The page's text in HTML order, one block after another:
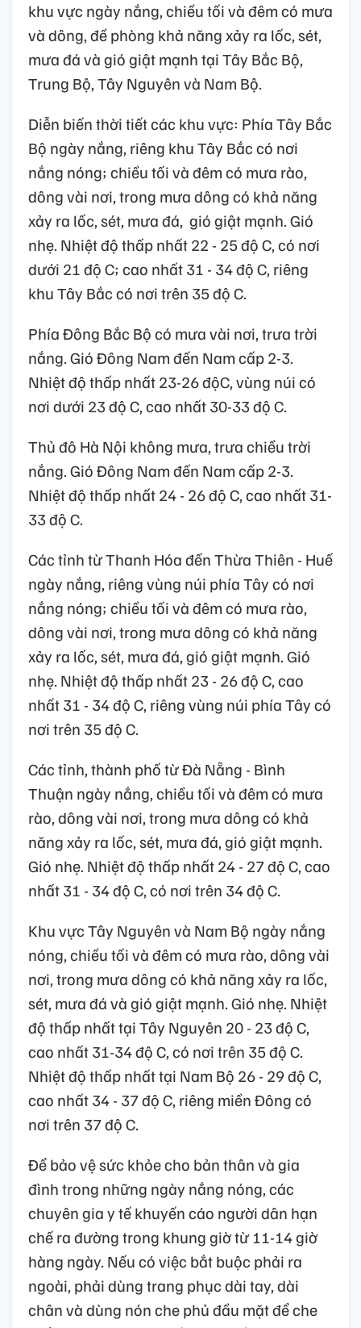
khu vực ngày nắng, chiều tối và đêm có mưa
và dông, đề phòng khả năng xảy ra lốc, sét,
mưa đá và gió giật mạnh tại Tây Bắc Bộ,
Trung Bộ, Tây Nguyên và Nam Bộ.
Diễn biến thời tiết các khu vực: Phía Tây Bắc
Bộ ngày nắng, riêng khu Tây Bắc có nơi
nắng nóng; chiều tối và đêm có mưa rào,
dông vài nơi, trong mưa dông có khả năng
xảy ra lốc, sét, mưa đá, gió giật mạnh. Gió
nhẹ. Nhiệt độ thấp nhất 22 - 25 độ C, có nơi
dưới 21 độ C; cao nhất 31 - 34 độ C, riêng
khu Tây Bắc có nơi trên 35 độ C.
Phía Đông Bắc Bộ có mưa vài nơi, trưa trời
nắng. Gió Đông Nam đến Nam cấp 2-3.
Nhiệt độ thấp nhất 23-26 độC, vùng núi có
nơi dưới 23 độ C, cao nhất 30-33 độ C.
Thủ đô Hà Nội không mưa, trưa chiều trời
nắng. Gió Đông Nam đến Nam cấp 2-3.
Nhiệt độ thấp nhất 24 - 26 độ C, cao nhất 31-
33 độ C.
Các tỉnh từ Thanh Hóa đến Thừa Thiên - Huế
ngày nắng, riêng vùng núi phía Tây có nơi
nắng nóng; chiều tối và đêm có mưa rào,
dông vài nơi, trong mưa dông có khả năng
xảy ra lốc, sét, mưa đá, gió giật mạnh. Gió
nhẹ. Nhiệt độ thấp nhất 23 - 26 độ C, cao
nhất 31 - 34 độ C, riêng vùng núi phía Tây có
nơi trên 35 độ C.
Các tỉnh, thành phố từ Đà Nẵng - Bình
Thuận ngày nắng, chiều tối và đêm có mưa
rào, dông vài nơi, trong mưa dông có khả
năng xảy ra lốc, sét, mưa đá, gió giật mạnh.
Gió nhẹ. Nhiệt độ thấp nhất 24 - 27 độ C, cao
nhất 31 - 34 độ C, có nơi trên 34 độ C.
Khu vực Tây Nguyên và Nam Bộ ngày nắng
nóng, chiều tối và đêm có mưa rào, dông vài
nơi, trong mưa dông có khả năng xảy ra lốc,
sét, mưa đá và gió giật mạnh. Gió nhẹ. Nhiệt
độ thấp nhất tại Tây Nguyên 20 - 23 độ C,
cao nhất 31-34 độ C, có nơi trên 35 độ C.
Nhiệt độ thấp nhất tại Nam Bộ 26 - 29 độ C,
cao nhất 34 - 37 độ C, riêng miền Đông có
nơi trên 37 độ C.
Để bảo vệ sức khỏe cho bản thân và gia
đình trong những ngày nắng nóng, các
chuyên gia y tế khuyến cáo người dân hạn
chế ra đường trong khung giờ từ 11-14 giờ
hàng ngày. Nếu có việc bắt buộc phải ra
ngoài, phải dùng trang phục dài tay, dài
chân và dùng nón che phủ đầu mặt để che